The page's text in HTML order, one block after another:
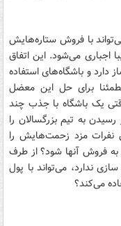
با فروش ستاره‌هایش
اجباری می‌شود. این اتفاق
دارد و باشگاه‌های استفاده
برای حل این معضل
یک باشگاه با جذب چند
به تیم بز‌ر‌گسالان را
نفرات مزد زحمت‌هایش را
به فروش آنها شود؟ از طرف
ندارد، می‌تواند با پول
می‌کند؟